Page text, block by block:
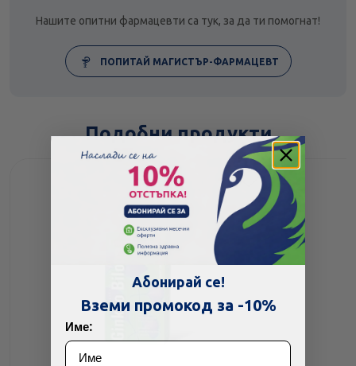
Нашите опитни фармацевти са тук, за да ти помогнат!
ПОПИТАЙ МАГИСТЪР-ФАРМАЦЕВТ
Подобни продукти
Абонирай се!
Вземи промокод за -10%
Име: